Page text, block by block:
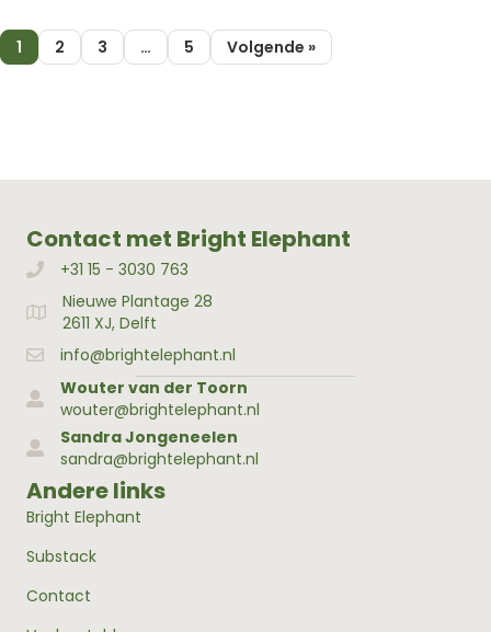
1 2 3 … 5 Volgende »
Contact met Bright Elephant
Bellen met Bright Elephant
+31 15 - 3030 763
Adres Bright Elephant
Nieuwe Plantage 28
2611 XJ, Delft
info@brightelephant.nl
Wouter van der Toorn
wouter@brightelephant.nl
Sandra Jongeneelen
sandra@brightelephant.nl
Andere links
Bright Elephant
Substack
Contact